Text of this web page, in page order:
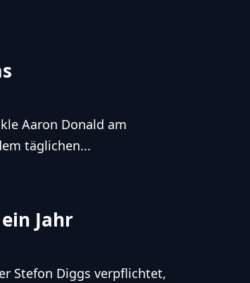
Aaron Donald am
täglichen...
Jahr
Stefon Diggs verpflichtet,